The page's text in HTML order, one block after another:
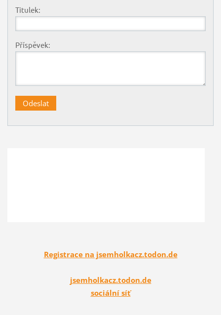
Titulek:
Příspěvek:
Registrace na jsemholkacz.todon.de
jsemholkacz.todon.de
sociální síť